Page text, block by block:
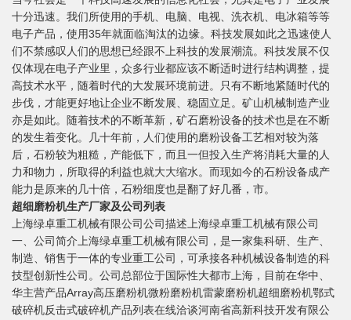
十分迅速。我们所使用的手机、电脑、电视、洗衣机、电冰箱等等
电子产品，使用35年就面临淘汰的边缘。科技发展如此之迅速使人
们不禁感叹人们的思想已经跟不上科技的发展潮流。科技发展不仅
仅体现在电子产业里，众多行业都应该不断适时进行结构调整，提
高技术水平，随着时代的大发展环境前进。只有不断地紧随时代的
步伐，才能更好地让企业不断发展、稳固立足。矿山机械制造产业
亦是如此。随着技术的不断革新，矿石磨粉设备的技术也是在不断
的发生着变化。几十年前，人们使用的磨粉设备工艺相对较为落
后，石粉较为粗糙，产能低下，而且一但投入生产将消耗大量的人
力和物力，所取得的利益也就大大缩水。而现如今的石粉设备成产
能力是原来的几十倍，石粉细度也是翻了好几番，市。
超细磨粉机生产厂家及公司列表
上海绿卓重工机械有限公司公司描述上海绿卓重工机械有限公司
一、公司简介上海绿卓重工机械有限公司，是一家集科研、生产、
制造、销售于一体的专业重工公司，可承接各种机械设备制造的科
技型创新性公司。公司总部位于国际性大都市上海，目前在华中、
华主营产品Array高压磨粉机微粉磨粉机雷蒙磨粉机超细磨粉机鄂式
破碎机反击式破碎机产品列表在线洽谈河南省高新科技开发有限公